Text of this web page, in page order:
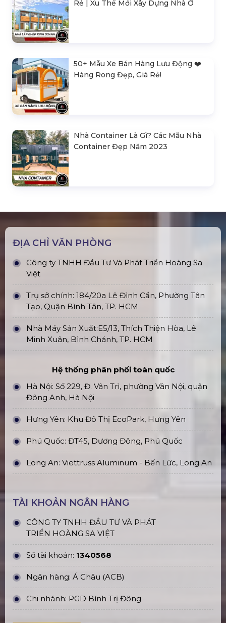
Rẻ | Xu Thế Mới Xây Dựng Nhà Ở
50+ Mẫu Xe Bán Hàng Lưu Động ❤️️
Hàng Rong Đẹp, Giá Rẻ!
Nhà Container Là Gì? Các Mẫu Nhà
Container Đẹp Năm 2023
ĐỊA CHỈ VĂN PHÒNG
Công ty TNHH Đầu Tư Và Phát Triển Hoàng Sa
Việt
Trụ sở chính: 184/20a Lê Đình Cẩn, Phường Tân
Tạo, Quận Bình Tân, TP. HCM
Nhà Máy Sản Xuất:E5/13, Thích Thiện Hòa, Lê
Minh Xuân, Bình Chánh, TP. HCM
Hệ thống phân phối toàn quốc
Hà Nội: Số 229, Đ. Vân Trì, phường Vân Nội, quận
Đông Anh, Hà Nội
Hưng Yên: Khu Đô Thị EcoPark, Hưng Yên
Phú Quốc: ĐT45, Dương Đông, Phú Quốc
Long An: Viettruss Aluminum - Bến Lức, Long An
TÀI KHOẢN NGÂN HÀNG
CÔNG TY TNHH ĐẦU TƯ VÀ PHÁT
TRIỂN HOÀNG SA VIỆT
Số tài khoản: 1340568
Ngân hàng: Á Châu (ACB)
Chi nhánh: PGD Bình Trị Đông